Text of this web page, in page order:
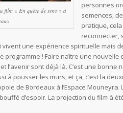
film « En quête de sens » à
personnes
semences,
pratique,
reconnecter,
une expérience spirituelle mais
programme ! Faire naître une
l’avenir sont déjà là. C’est une
à pousser les murs, et ça, c’est la
de Bordeaux à l’Espace
d’espoir. La projection du film à